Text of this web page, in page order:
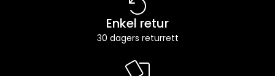
Enkel retur
30 dagers returrett